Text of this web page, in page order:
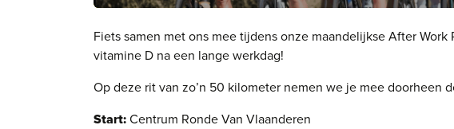
Fiets samen met ons mee tijdens onze maandelijkse After
vitamine D na een lange werkdag!
Op deze rit van zo’n 50 kilometer nemen we je mee doorheen
Start: Centrum Ronde Van Vlaanderen